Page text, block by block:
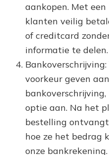
aankopen. Met
klanten veilig
of creditcard
informatie te delen.
voorkeur geven
optie aan. Na het
bestelling
hoe ze het bedrag
onze bankrekening.